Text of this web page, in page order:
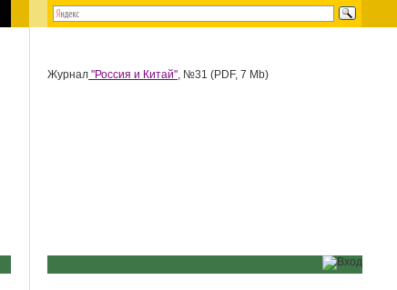
Журнал "Россия и Китай", №31 (PDF, 7 Mb)